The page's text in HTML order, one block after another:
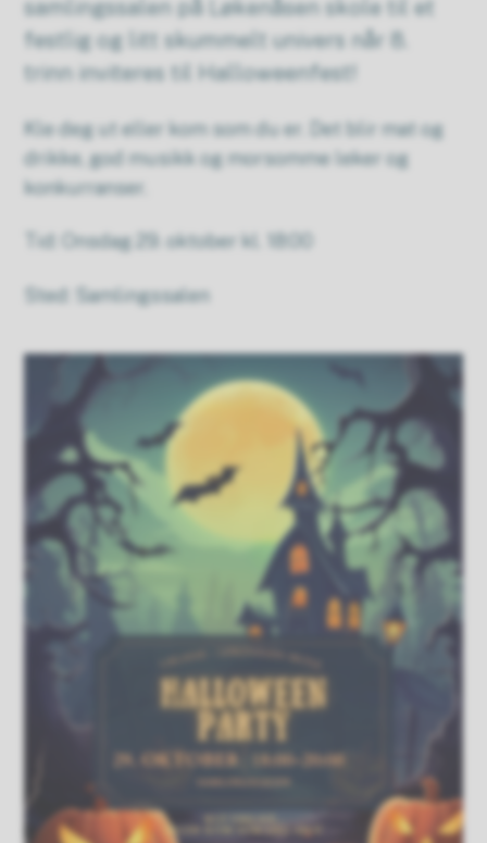
samlingssalen på Løkenåsen skole til et
festlig og litt skummelt univers når 8.
trinn inviteres til Halloweenfest!
Kle deg ut eller kom som du er. Det blir mat og
drikke, god musikk og morsomme leker og
konkurranser.
Tid: Onsdag 29. oktober kl. 18:00
Sted: Samlingssalen